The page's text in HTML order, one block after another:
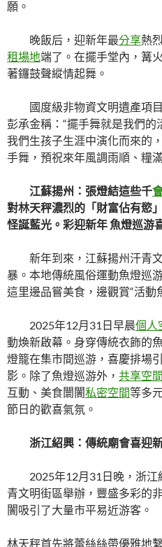
願。
晚飯后，迎新年最分享熱
租場地端了。在擺手堂內，篝
著鑼鼓聲縱情起舞。
國度級非物資文明遺產項
彭承金稱：“擺手舞就是我們
我們生孩子生涯中演化而來的
手舞，預祝來年風調雨順、糧
江蘇揚州：張燈結這些千
對林天秤濃烈的「財富佔有慾
怪誕藍光。彩迎新年 魚燈巡游
新年到來，江蘇揚州汗青
暴。本地傳統風俗運動魚燈巡
這里邊品嘗美食，邊觀賞“活動
2025年12月31日早晨個人
動煥新啟幕。身穿傳統衣飾的
燈籠在集市間巡游，喜慶排場
影。除了魚燈巡游外， 共享空間
互動、美食闤闠私密空間等多
節日的歡喜氣氛。
浙江紹興：傳統廟會喜迎
2025年12月31日晚，浙
青文明街區舉辦，豐盛多彩的
闠吸引了大量市平易近游客。
林天秤首先將蕾絲絲帶優雅地